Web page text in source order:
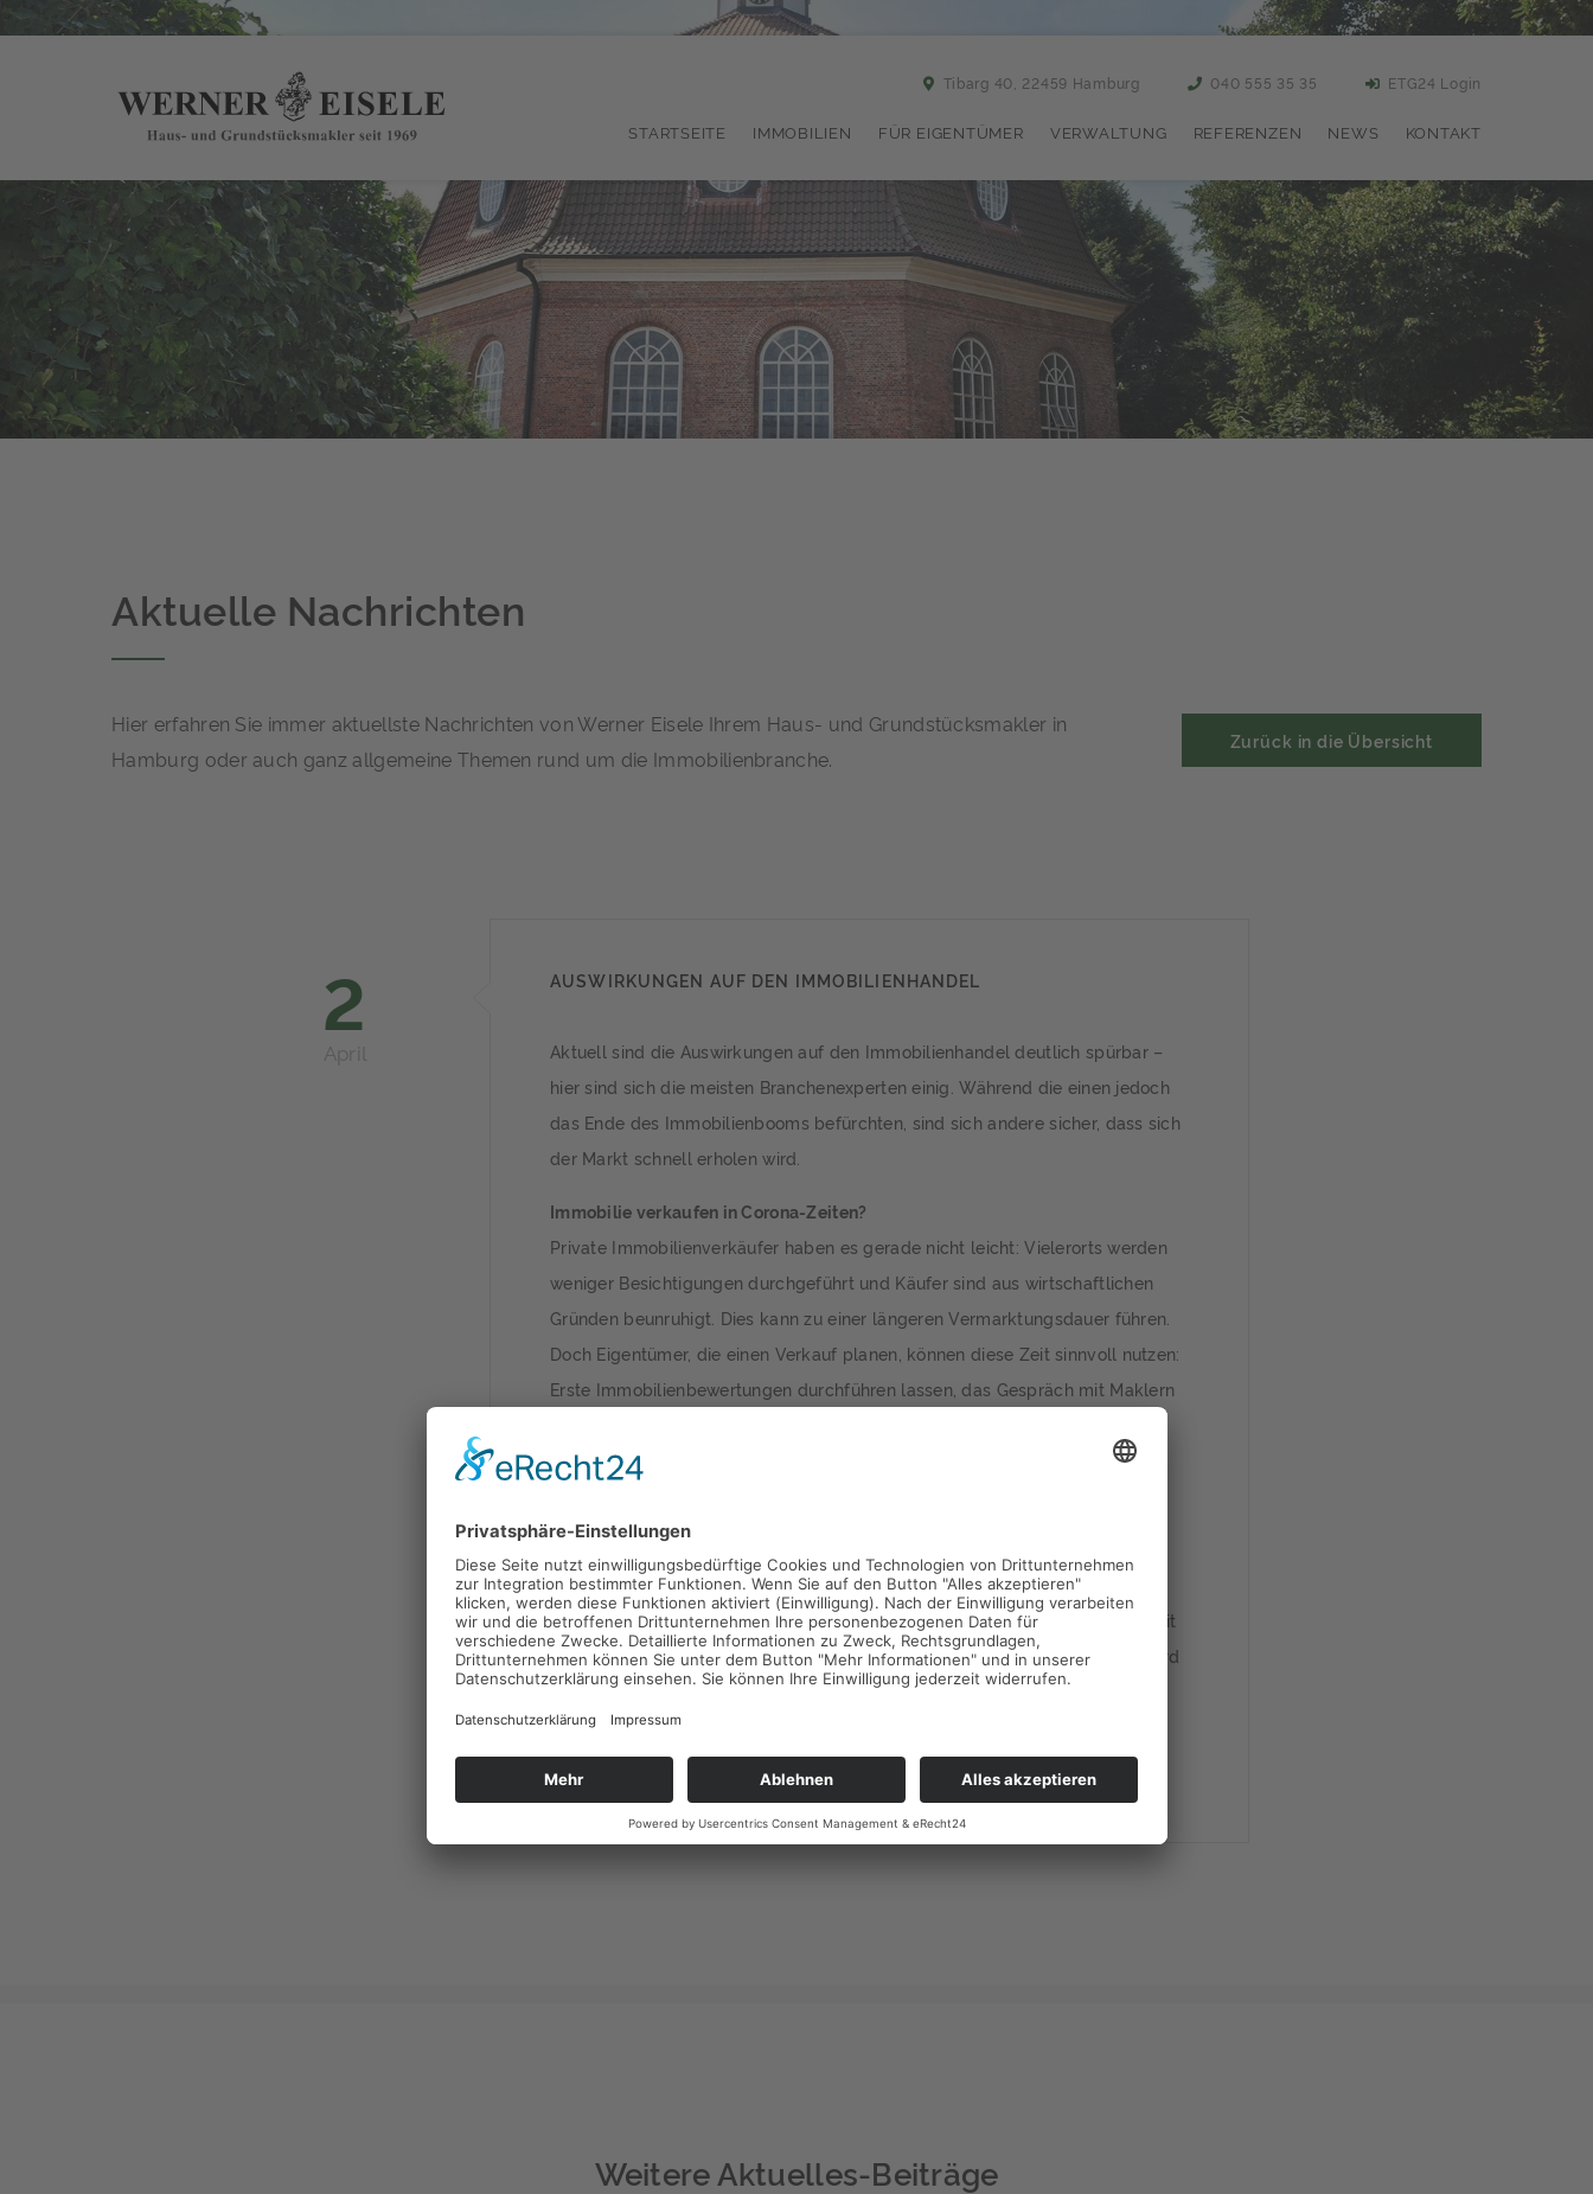
Tibarg 40, 22459 Hamburg 040 555 35 35 ETG24 Login
STARTSEITE IMMOBILIEN FÜR EIGENTÜMER VERWALTUNG REFERENZEN NEWS KONTAKT
Aktuelle Nachrichten
Hier erfahren Sie immer aktuellste Nachrichten von Werner Eisele Ihrem Haus- und Grundstücksmakler in
Hamburg oder auch ganz allgemeine Themen rund um die Immobilienbranche.
Zurück in die Übersicht
2
April
AUSWIRKUNGEN AUF DEN IMMOBILIENHANDEL
Aktuell sind die Auswirkungen auf den Immobilienhandel deutlich spürbar –
hier sind sich die meisten Branchenexperten einig. Während die einen jedoch
das Ende des Immobilienbooms befürchten, sind sich andere sicher, dass sich
der Markt schnell erholen wird.
Immobilie verkaufen in Corona-Zeiten?
Private Immobilienverkäufer haben es gerade nicht leicht: Vielerorts werden
weniger Besichtigungen durchgeführt und Käufer sind aus wirtschaftlichen
Gründen beunruhigt. Dies kann zu einer längeren Vermarktungsdauer führen.
Doch Eigentümer, die einen Verkauf planen, können diese Zeit sinnvoll nutzen:
Erste Immobilienbewertungen durchführen lassen, das Gespräch mit Maklern
durchführen.
Ob ein Immobilienkauf jetzt sinnvoll ist, muss jeder Käufer nach seiner
individuellen wirtschaftlichen Situation entscheiden. Eine leicht positive
Nachricht gibt es: Zinsen sollten auf dem niedrigen Niveau bleiben und somit
können Interessenten weiterhin günstige Kredite abschließen. Ein Anstieg wird
nicht erwartet. Kaufinteressenten können sich mit ihren Anliegen und
Bedenken an ihren Makler wenden, um sich über das Für und Wider beraten
zu lassen.
Weitere Aktuelles-Beiträge